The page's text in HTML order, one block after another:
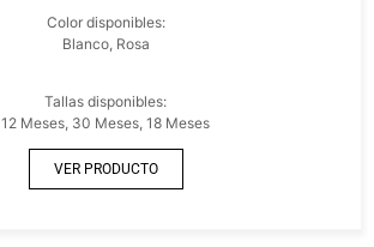
Color disponibles:
Blanco, Rosa
Tallas disponibles:
12 Meses, 30 Meses, 18 Meses
VER PRODUCTO